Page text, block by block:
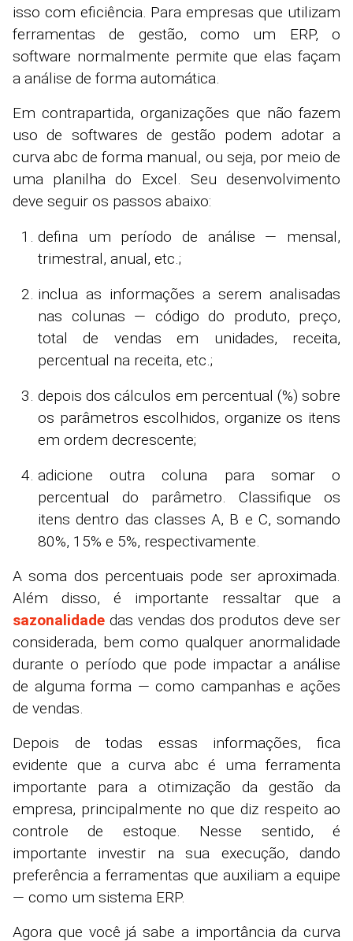
isso com eficiência. Para empresas que utilizam
ferramentas de gestão, como um ERP, o
software normalmente permite que elas façam
a análise de forma automática.
Em contrapartida, organizações que não fazem
uso de softwares de gestão podem adotar a
curva abc de forma manual, ou seja, por meio de
uma planilha do Excel. Seu desenvolvimento
deve seguir os passos abaixo:
defina um período de análise — mensal,
trimestral, anual, etc.;
inclua as informações a serem analisadas
nas colunas — código do produto, preço,
total de vendas em unidades, receita,
percentual na receita, etc.;
depois dos cálculos em percentual (%) sobre
os parâmetros escolhidos, organize os itens
em ordem decrescente;
adicione outra coluna para somar o
percentual do parâmetro. Classifique os
itens dentro das classes A, B e C, somando
80%, 15% e 5%, respectivamente.
A soma dos percentuais pode ser aproximada.
Além disso, é importante ressaltar que a
sazonalidade das vendas dos produtos deve ser
considerada, bem como qualquer anormalidade
durante o período que pode impactar a análise
de alguma forma — como campanhas e ações
de vendas.
Depois de todas essas informações, fica
evidente que a curva abc é uma ferramenta
importante para a otimização da gestão da
empresa, principalmente no que diz respeito ao
controle de estoque. Nesse sentido, é
importante investir na sua execução, dando
preferência a ferramentas que auxiliam a equipe
— como um sistema ERP.
Agora que você já sabe a importância da curva